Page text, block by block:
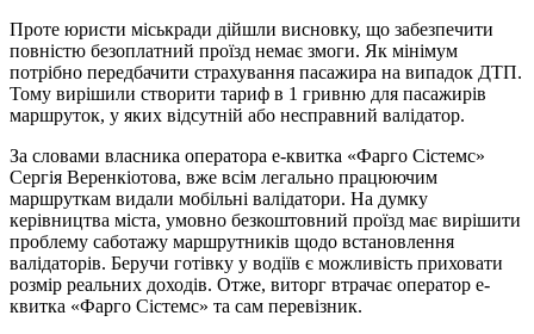
Проте юристи міськради дійшли висновку, що забезпечити
повністю безоплатний проїзд немає змоги. Як мінімум
потрібно передбачити страхування пасажира на випадок ДТП.
Тому вирішили створити тариф в 1 гривню для пасажирів
маршруток, у яких відсутній або несправний валідатор.
За словами власника оператора е-квитка «Фарго Сістемс»
Сергія Веренкіотова, вже всім легально працюючим
маршруткам видали мобільні валідатори. На думку
керівництва міста, умовно безкоштовний проїзд має вирішити
проблему саботажу маршрутників щодо встановлення
валідаторів. Беручи готівку у водіїв є можливість приховати
розмір реальних доходів. Отже, виторг втрачає оператор е-
квитка «Фарго Сістемс» та сам перевізник.